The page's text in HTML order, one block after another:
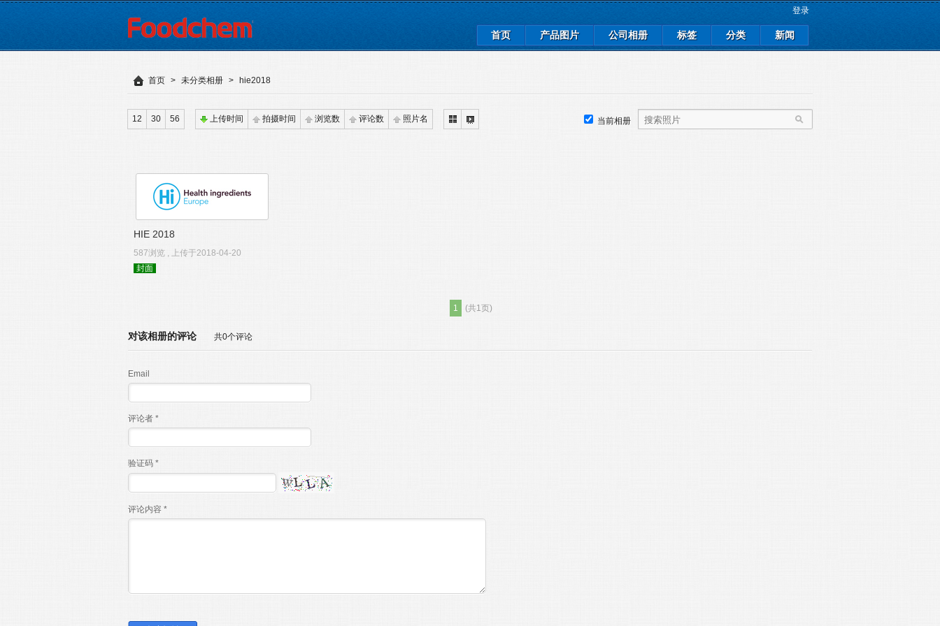
登录
首页 产品图片 公司相册 标签 分类 新闻
首页 > 未分类相册 > hie2018
当前相册
12 30 56 上传时间 拍摄时间 浏览数 评论数 照片名
HIE 2018
587浏览 , 上传于2018-04-20
封面
1 (共1页)
对该相册的评论 共0个评论
Email
评论者 *
验证码 *
评论内容 *